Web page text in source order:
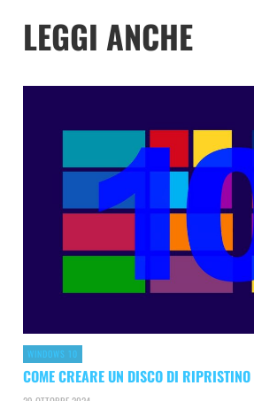
LEGGI ANCHE
WINDOWS 10
COME CREARE UN DISCO DI